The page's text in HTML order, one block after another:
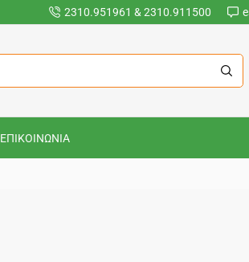
2310.951961 & 2310.911500
ΕΠΙΚΟΙΝΩΝΙΑ